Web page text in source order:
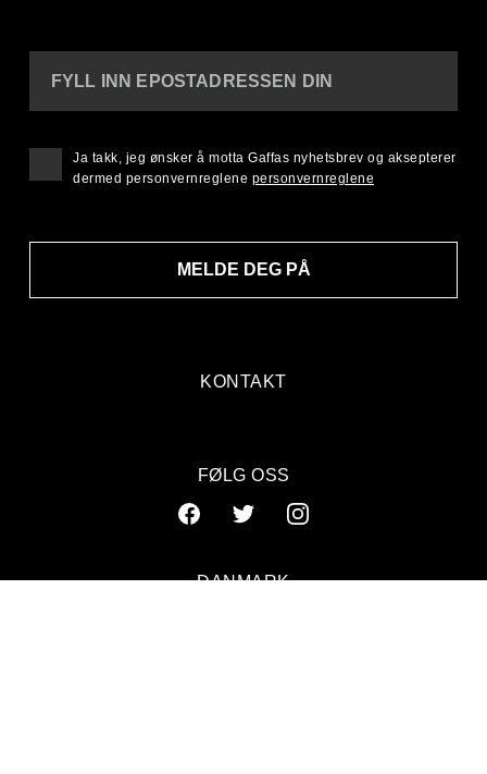
KONTAKT
FYLL INN EPOSTADRESSEN DIN
MELDE DEG PÅ
Ja takk, jeg ønsker å motta Gaffas nyhetsbrev og aksepterer
dermed personvernreglene personvernreglene
FØLG OSS
DANMARK